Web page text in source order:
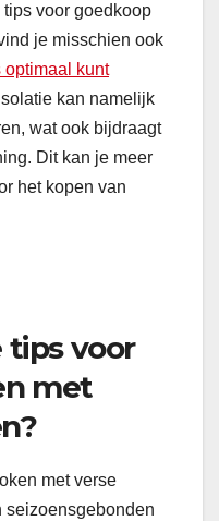
voor goedkoop
je misschien ook
optimaal kunt
kan namelijk
wat ook bijdraagt
Dit kan je meer
het kopen van
tips voor
met
met verse
seizoensgebonden